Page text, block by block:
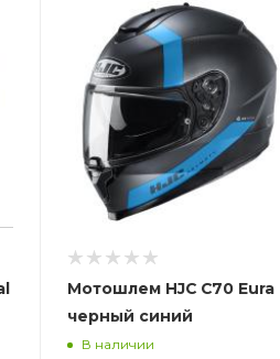
Мотошлем HJC C70 Eura
черный синий
В наличии